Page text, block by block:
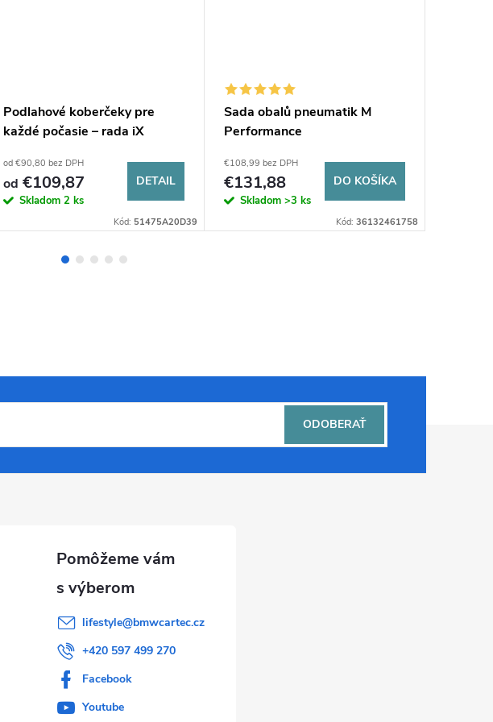
Podlahové koberčeky pre
každé počasie – rada iX
od €90,80 bez DPH
od €109,87
Skladom 2 ks
DETAIL
Kód: 51475A20D39
Sada obalů pneumatik M
Performance
€108,99 bez DPH
€131,88
Skladom >3 ks
DO KOŠÍKA
Kód: 36132461758
ODOBERAŤ
lifestyle@bmwcartec.cz
+420 597 499 270
Facebook
Youtube